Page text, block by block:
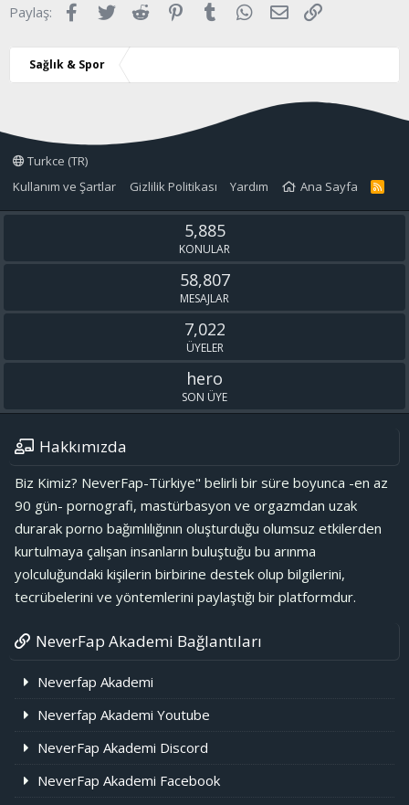
Paylaş: Facebook
Twitter Reddit Pinterest
Tumblr WhatsApp
E-posta
Sağlık & Spor
Turkce (TR)
Kullanım ve Şartlar
Gizlilik Politikası Yardım Ana Sayfa
R
S
5,885
KONULAR
58,807
MESAJLAR
7,022
ÜYELER
hero
SON ÜYE
Hakkımızda
Biz Kimiz? NeverFap-Türkiye" belirli bir süre boyunca -en az
90 gün- pornografi, mastürbasyon ve orgazmdan uzak
durarak porno bağımlılığının oluşturduğu olumsuz etkilerden
kurtulmaya çalışan insanların buluştuğu bu arınma
yolculuğundaki kişilerin birbirine destek olup bilgilerini,
tecrübelerini ve yöntemlerini paylaştığı bir platformdur.
NeverFap Akademi Bağlantıları
Neverfap Akademi
Neverfap Akademi Youtube
NeverFap Akademi Discord
NeverFap Akademi Facebook